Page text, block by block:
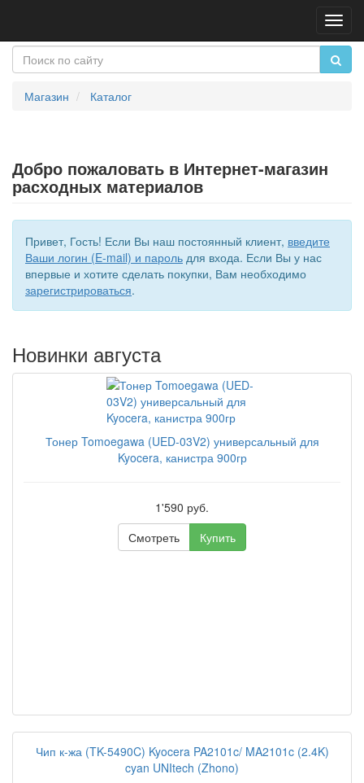
Магазин Каталог
Добро пожаловать в Интернет-магазин
расходных материалов
Привет, Гость! Если Вы наш постоянный клиент, введите
Ваши логин (E-mail) и пароль для входа. Если Вы у нас
впервые и хотите сделать покупки, Вам необходимо
зарегистрироваться.
Новинки августа
Тонер Tomoegawa (UED-03V2) универсальный для
Kyocera, канистра 900гр
1'590 руб.
Смотреть
Купить
Чип к-жа (TK-5490C) Kyocera PA2101c/ MA2101c (2.4K)
cyan UNItech (Zhono)